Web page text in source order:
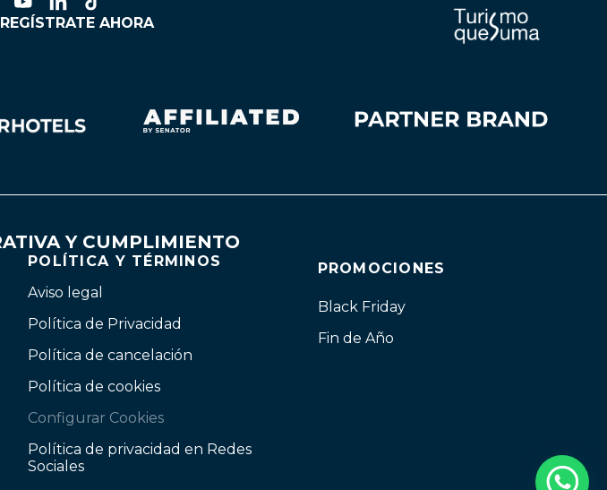
REGÍSTRATE AHORA
Y CUMPLIMIENTO
POLÍTICA Y TÉRMINOS
Aviso legal
Política de Privacidad
Política de cancelación
Política de cookies
Configurar Cookies
Política de privacidad en Redes
Sociales
PROMOCIONES
Black Friday
Fin de Año